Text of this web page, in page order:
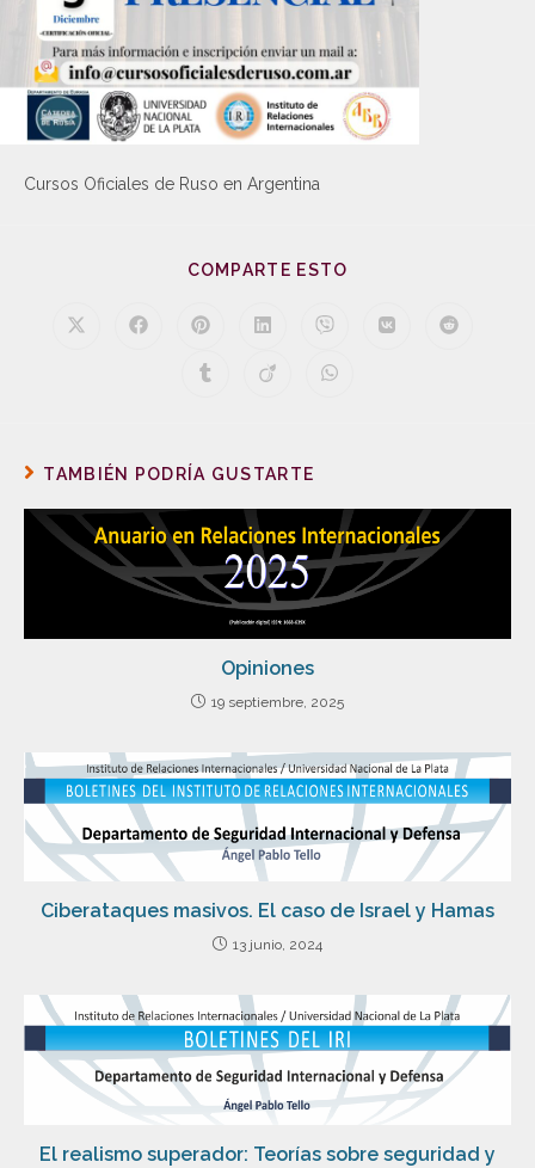
Cursos Oficiales de Ruso en Argentina
COMPARTE ESTO
TAMBIÉN PODRÍA GUSTARTE
Opiniones
19 septiembre, 2025
Ciberataques masivos. El caso de Israel y Hamas
13 junio, 2024
El realismo superador: Teorías sobre seguridad y